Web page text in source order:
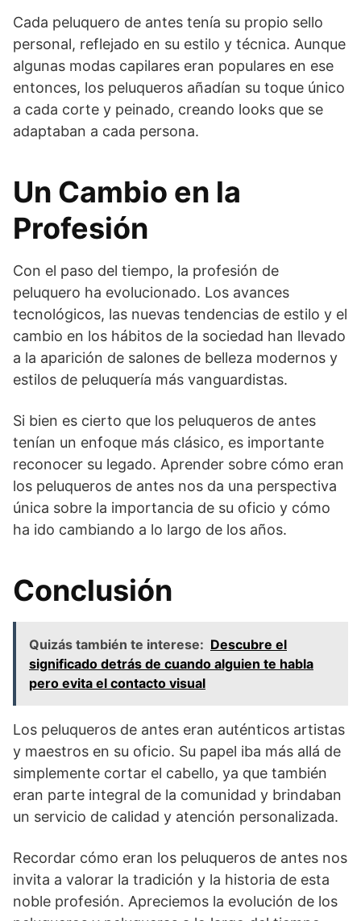
Cada peluquero de antes tenía su propio sello
personal, reflejado en su estilo y técnica. Aunque
algunas modas capilares eran populares en ese
entonces, los peluqueros añadían su toque único
a cada corte y peinado, creando looks que se
adaptaban a cada persona.
Un Cambio en la
Profesión
Con el paso del tiempo, la profesión de
peluquero ha evolucionado. Los avances
tecnológicos, las nuevas tendencias de estilo y el
cambio en los hábitos de la sociedad han llevado
a la aparición de salones de belleza modernos y
estilos de peluquería más vanguardistas.
Si bien es cierto que los peluqueros de antes
tenían un enfoque más clásico, es importante
reconocer su legado. Aprender sobre cómo eran
los peluqueros de antes nos da una perspectiva
única sobre la importancia de su oficio y cómo
ha ido cambiando a lo largo de los años.
Conclusión
Quizás también te interese: Descubre el
significado detrás de cuando alguien te habla
pero evita el contacto visual
Los peluqueros de antes eran auténticos artistas
y maestros en su oficio. Su papel iba más allá de
simplemente cortar el cabello, ya que también
eran parte integral de la comunidad y brindaban
un servicio de calidad y atención personalizada.
Recordar cómo eran los peluqueros de antes nos
invita a valorar la tradición y la historia de esta
noble profesión. Apreciemos la evolución de los